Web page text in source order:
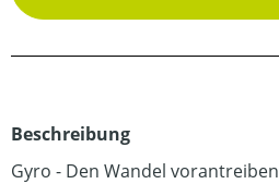
Beschreibung
Gyro - Den Wandel